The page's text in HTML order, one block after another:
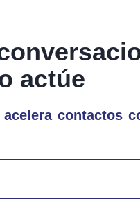
actúe
contactos